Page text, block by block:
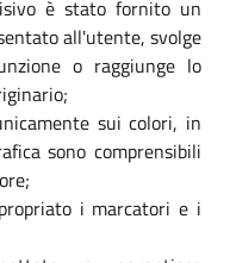
è stato fornito un
all'utente, svolge
o raggiunge lo
sui colori, in
sono comprensibili
i marcatori e i